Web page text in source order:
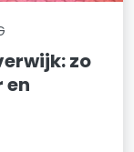
zo
en